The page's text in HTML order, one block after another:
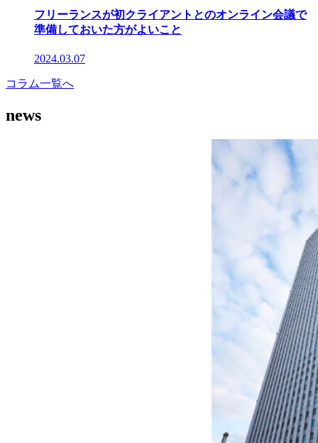
フリーランスが初クライアントとのオンライン会議で
準備しておいた方がよいこと
2024.03.07
コラム一覧へ
news